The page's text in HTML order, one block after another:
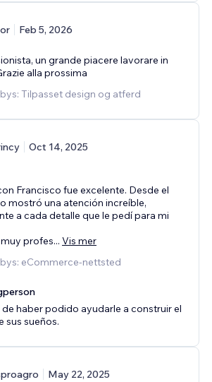
Feb 5, 2026
un grande piacere lavorare in
alla prossima
Tilpasset design og atferd
Oct 14, 2025
Francisco fue excelente. Desde el
mostró una atención increíble,
a cada detalle que le pedí para mi
profes... Vis mer
eCommerce-nettsted
haber podido ayudarle a construir el
sus sueños.
May 22, 2025